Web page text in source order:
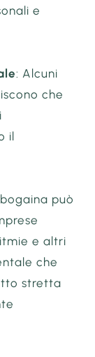
e
: Alcuni
che
il
può
e altri
che
stretta